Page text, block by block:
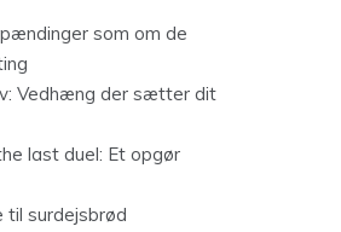
som om de
Vedhæng der sætter dit
last duel: Et opgør
til surdejsbrød